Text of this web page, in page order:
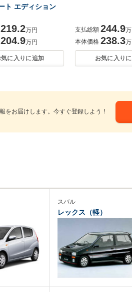
ト エディション
219.2万円
204.9万円
気に入りに追加
支払総額 244.9
本体価格 238.3
お気に入り
をお届けします。今すぐ登録しよう！
スバル
レックス（軽）